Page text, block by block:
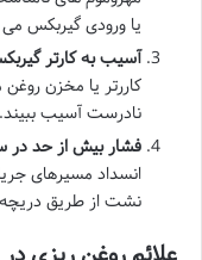
یا ورودی گیربکس
آسیب به کارتر
کاررتر یا مخزن
نادرست آسیب ببیند.
فشار بیش از حد در
انسداد مسیرهای
نشت از طریق